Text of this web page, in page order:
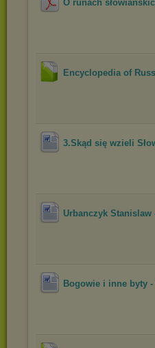
O runach
Encyclopedia of
3.Skąd się wzieli
Urbanczyk
Bogowie i inne byty